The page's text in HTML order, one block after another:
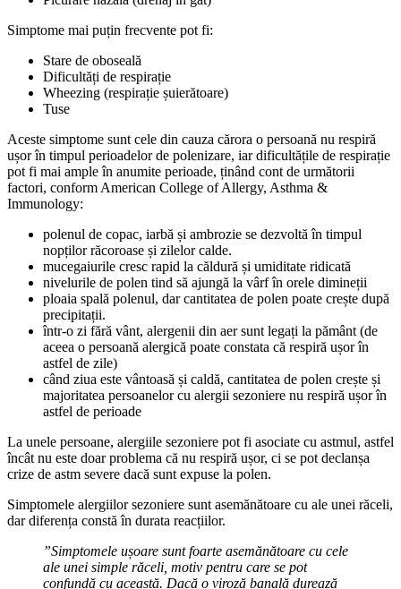
Simptome mai puțin frecvente pot fi:
Stare de oboseală
Dificultăți de respirație
Wheezing (respirație șuierătoare)
Tuse
Aceste simptome sunt cele din cauza cărora o persoană nu respiră
ușor în timpul perioadelor de polenizare, iar dificultățile de respirație
pot fi mai ample în anumite perioade, ținând cont de următorii
factori, conform American College of Allergy, Asthma &
Immunology:
polenul de copac, iarbă și ambrozie se dezvoltă în timpul
nopților răcoroase și zilelor calde.
mucegaiurile cresc rapid la căldură și umiditate ridicată
nivelurile de polen tind să ajungă la vârf în orele dimineții
ploaia spală polenul, dar cantitatea de polen poate crește după
precipitații.
într-o zi fără vânt, alergenii din aer sunt legați la pământ (de
aceea o persoană alergică poate constata că respiră ușor în
astfel de zile)
când ziua este vântoasă și caldă, cantitatea de polen crește și
majoritatea persoanelor cu alergii sezoniere nu respiră ușor în
astfel de perioade
La unele persoane, alergiile sezoniere pot fi asociate cu astmul, astfel
încât nu este doar problema că nu respiră ușor, ci se pot declanșa
crize de astm severe dacă sunt expuse la polen.
Simptomele alergiilor sezoniere sunt asemănătoare cu ale unei răceli,
dar diferența constă în durata reacțiilor.
”Simptomele ușoare sunt foarte asemănătoare cu cele
ale unei simple răceli, motiv pentru care se pot
confundă cu această. Dacă o viroză banală durează